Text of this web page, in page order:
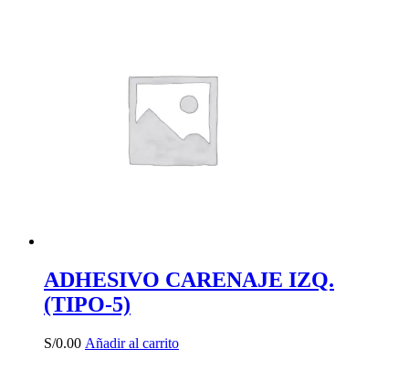
ADHESIVO CARENAJE IZQ.
(TIPO-5)
S/0.00 Añadir al carrito